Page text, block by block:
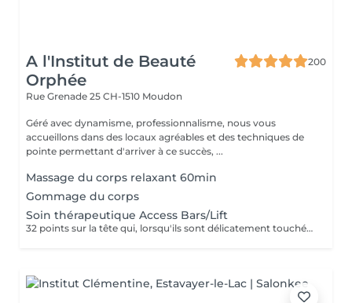
A l'Institut de Beauté
Orphée
200
Rue Grenade 25 CH-1510 Moudon
Géré avec dynamisme, professionnalisme, nous vous
accueillons dans des locaux agréables et des techniques de
pointe permettant d'arriver à ce succès, ...
Massage du corps relaxant 60min
Gommage du corps
Soin thérapeutique Access Bars/Lift
32 points sur la tête qui, lorsqu'ils sont délicatement touchés, relâchent, sans effort et avec facilité, les pensées, les idées, les croyances, les émotions et les considérations qui nous arrêtent dans la création d'une vie que nous aimons. Quelques exemples de domaines où l'on a pu voir des résultats; - Diminution de l'anxiété, du stress (chronique ou en cas de préparation d'examen) - Diminution des insomnies et amélioration de la qualités du sommeil - Une plus grande adaptabilité aux changements - Plus de joie, d'aisance et de légèreté au quotidien - Changements physiques importants (perte de poids, guérison,etc.) - Hyperactivité - Relaxation profonde - Améliorer sa capacité à recevoir et être présent dans sa vie au lieu de toujours faire - Dissiper certains blocages mentaux, émotionnels, spirituels ou énergétiques qui vous empêche d'avancer - Addictions . . . La liste est encore longue